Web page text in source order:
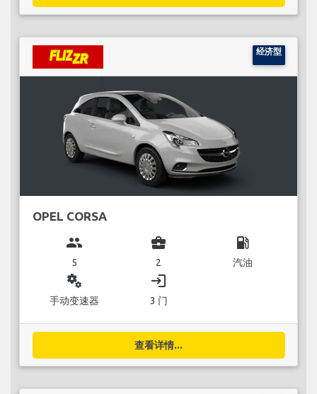
经济型
OPEL CORSA
group
5
business_center
2
local_gas_station
汽油
miscellaneous_services
手动变速器
login
3 门
查看详情...